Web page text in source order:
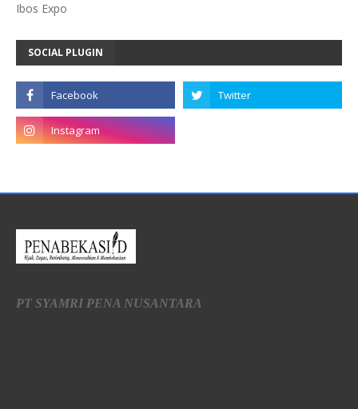
Ibos Expo
SOCIAL PLUGIN
PT SYAMRI PENA NUSANTARA